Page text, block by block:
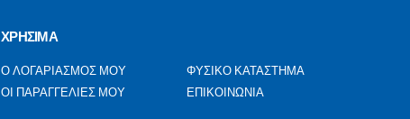
ΧΡΗΣΙΜΑ
Ο ΛΟΓΑΡΙΑΣΜΟΣ ΜΟΥ
ΟΙ ΠΑΡΑΓΓΕΛΙΕΣ ΜΟΥ
ΦΥΣΙΚΟ ΚΑΤΑΣΤΗΜΑ
ΕΠΙΚΟΙΝΩΝΙΑ